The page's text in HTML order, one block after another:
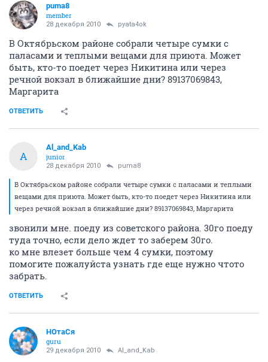
puma8
member
28 декабря 2010 pyata4ok
В Октябрьском районе собрали четыре сумки с
паласами и теплыми вещами для приюта. Может
быть, кто-то поедет через Никитина или через
речной вокзал в ближайшие дни? 89137069843,
Маргарита
ОТВЕТИТЬ
A
Al_and_Kab
junior
28 декабря 2010 puma8
В Октябрьском районе собрали четыре сумки с паласами и теплыми
вещами для приюта. Может быть, кто-то поедет через Никитина или
через речной вокзал в ближайшие дни? 89137069843, Маргарита
звонили мне. поеду из советского района. 30го поеду
туда точно, если дело ждет то заберем 30го.
ко мне влезет больше чем 4 сумки, поэтому
помогите пожалуйста узнать где еще нужно чтото
забрать.
ОТВЕТИТЬ
НОтаСя
guru
29 декабря 2010 Al_and_Kab